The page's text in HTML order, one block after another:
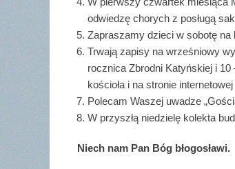
odwiedzę chorych z posługą
Zapraszamy dzieci w sobotę na
Trwają zapisy na wrześniowy
rocznica Zbrodni Katyńskiej i
kościoła i na stronie
Polecam Waszej uwadze
W przyszłą niedzielę kolekta
Niech nam Pan Bóg błogosławi.